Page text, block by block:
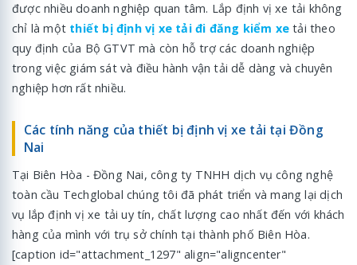
được nhiều doanh nghiệp quan tâm. Lắp định vị xe tải không
chỉ là một thiết bị định vị xe tải đi đăng kiểm xe tải theo
quy định của Bộ GTVT mà còn hỗ trợ các doanh nghiệp
trong việc giám sát và điều hành vận tải dễ dàng và chuyên
nghiệp hơn rất nhiều.
Các tính năng của thiết bị định vị xe tải tại Đồng
Nai
Tại Biên Hòa - Đồng Nai, công ty TNHH dịch vụ công nghệ
toàn cầu Techglobal chúng tôi đã phát triển và mang lại dịch
vụ lắp định vị xe tải uy tín, chất lượng cao nhất đến với khách
hàng của mình với trụ sở chính tại thành phố Biên Hòa.
[caption id="attachment_1297" align="aligncenter"